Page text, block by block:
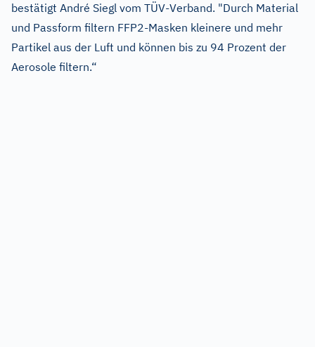
bestätigt André Siegl vom TÜV-Verband. "Durch Material
und Passform filtern FFP2-Masken kleinere und mehr
Partikel aus der Luft und können bis zu 94 Prozent der
Aerosole filtern.“